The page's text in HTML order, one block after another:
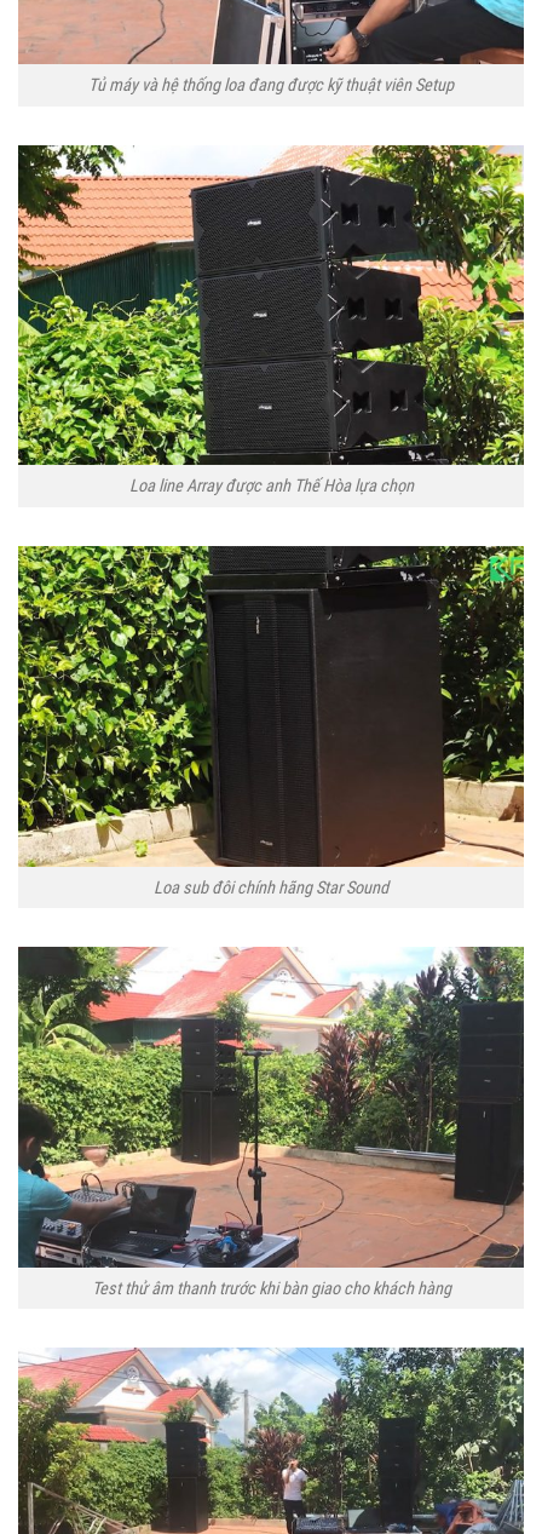
Tủ máy và hệ thống loa đang được kỹ thuật viên Setup
Loa line Array được anh Thế Hòa lựa chọn
Loa sub đôi chính hãng Star Sound
Test thử âm thanh trước khi bàn giao cho khách hàng